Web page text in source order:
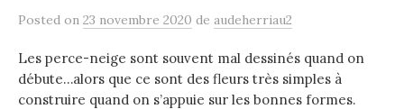
Posted on 23 novembre 2020 de audeherriau2
Les perce-neige sont souvent mal dessinés quand on
débute…alors que ce sont des fleurs très simples à
construire quand on s’appuie sur les bonnes formes.